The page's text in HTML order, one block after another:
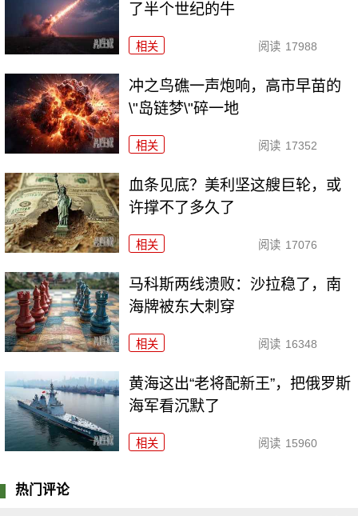
了半个世纪的牛
相关 阅读 17988
冲之鸟礁一声炮响，高市早苗的
\"岛链梦\"碎一地
相关 阅读 17352
血条见底？美利坚这艘巨轮，或
许撑不了多久了
相关 阅读 17076
马科斯两线溃败：沙拉稳了，南
海牌被东大刺穿
相关 阅读 16348
黄海这出“老将配新王”，把俄罗斯
海军看沉默了
相关 阅读 15960
热门评论